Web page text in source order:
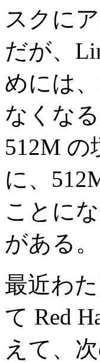
スクに
だが、
めには
なくな
512M
に、
ことに
がある。
最近わ
て Red
えて、